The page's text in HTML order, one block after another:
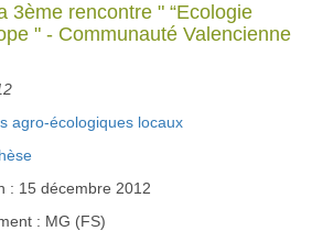
3ème rencontre " “Ecologie
" - Communauté Valencienne
agro-écologiques locaux
: 15 décembre 2012
: MG (FS)